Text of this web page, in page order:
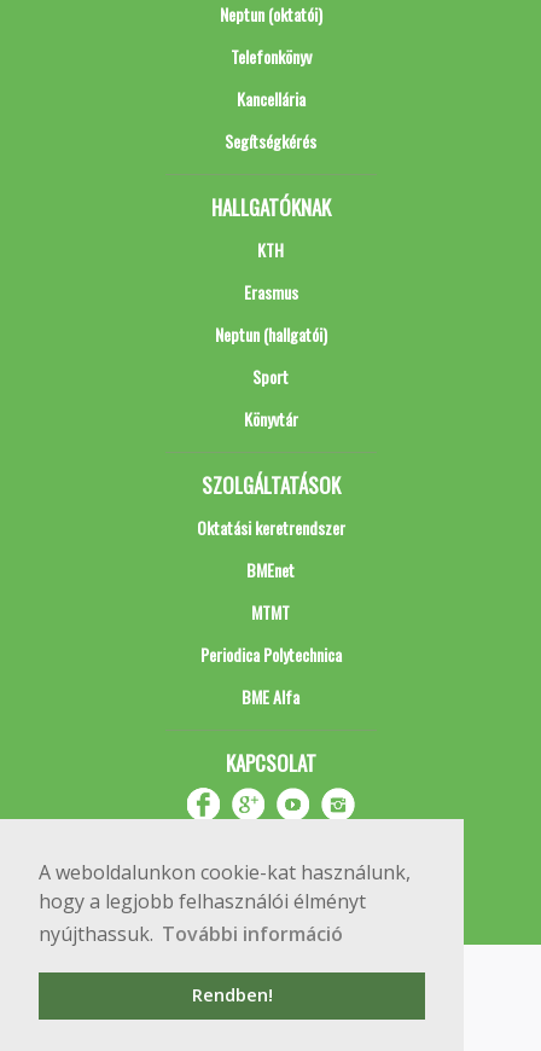
A weboldalunkon cookie-kat használunk,
hogy a legjobb felhasználói élményt
nyújthassuk. További információ
Rendben!
Neptun (oktatói)
Telefonkönyv
Kancellária
Segítségkérés
HALLGATÓKNAK
KTH
Erasmus
Neptun (hallgatói)
Sport
Könyvtár
SZOLGÁLTATÁSOK
Oktatási keretrendszer
BMEnet
MTMT
Periodica Polytechnica
BME Alfa
KAPCSOLAT
Copyright © 2020 BME Építőmérnöki Kar
1111 Budapest, Műegyetem rkp. 3.